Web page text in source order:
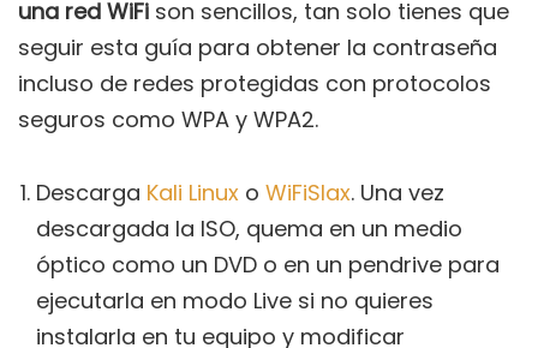
una red WiFi son sencillos, tan solo tienes que
seguir esta guía para obtener la contraseña
incluso de redes protegidas con protocolos
seguros como WPA y WPA2.
Descarga Kali Linux o WiFiSlax. Una vez
descargada la ISO, quema en un medio
óptico como un DVD o en un pendrive para
ejecutarla en modo Live si no quieres
instalarla en tu equipo y modificar